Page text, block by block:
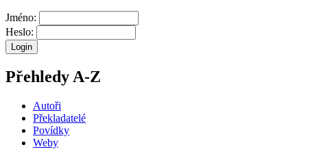
Jméno:
Heslo:
Přehledy A-Z
Autoři
Překladatelé
Povídky
Weby